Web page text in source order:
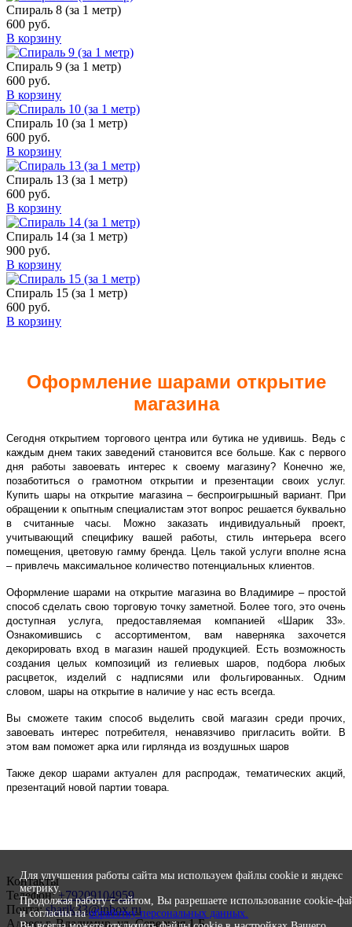
Спираль 8 (за 1 метр)
600 руб.
В корзину
Спираль 9 (за 1 метр)
600 руб.
В корзину
Спираль 10 (за 1 метр)
600 руб.
В корзину
Спираль 13 (за 1 метр)
600 руб.
В корзину
Спираль 14 (за 1 метр)
900 руб.
В корзину
Спираль 15 (за 1 метр)
600 руб.
В корзину
Оформление шарами открытие
магазина
Сегодня открытием торгового центра или бутика не удивишь. Ведь с
каждым днем таких заведений становится все больше. Как с первого
дня работы завоевать интерес к своему магазину? Конечно же,
позаботиться о грамотном открытии и презентации своих услуг.
Купить шары на открытие магазина – беспроигрышный вариант. При
обращении к опытным специалистам этот вопрос решается буквально
в считанные часы. Можно заказать индивидуальный проект,
учитывающий специфику вашей работы, стиль интерьера всего
помещения, цветовую гамму бренда. Цель такой услуги вполне ясна
– привлечь максимальное количество потенциальных клиентов.
Оформление шарами на открытие магазина во Владимире – простой
способ сделать свою торговую точку заметной. Более того, это очень
доступная услуга, предоставляемая компанией «Шарик 33».
Ознакомившись с ассортиментом, вам наверняка захочется
декорировать вход в магазин нашей продукцией. Есть возможность
создания целых композиций из гелиевых шаров, подбора любых
расцветок, изделий с надписями или фольгированных. Одним
словом, шары на открытие в наличие у нас есть всегда.
Вы сможете таким способ выделить свой магазин среди прочих,
завоевать интерес потребителя, ненавязчиво пригласить войти. В
этом вам поможет арка или гирлянда из воздушных шаров
Также декор шарами актуален для распродаж, тематических акций,
презентаций новой партии товара.
Контакты
Телефон:+79209104959
Почта:sharik33@inbox.ru
Адрес: г. Владимир, ул. Северная 1 Б
Для улучшения работы сайта мы используем файлы cookie и яндекс
метрику.
Продолжая работу с сайтом, Вы разрешаете использование cookie-
и согласны наобработку персональных данных.